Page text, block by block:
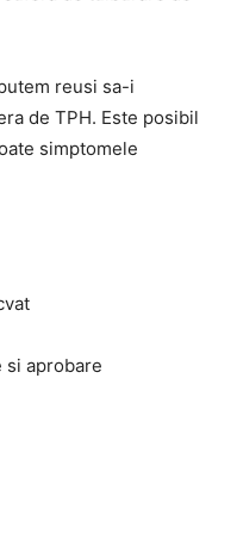
reusi sa-i
de TPH. Este posibil
simptomele
si aprobare